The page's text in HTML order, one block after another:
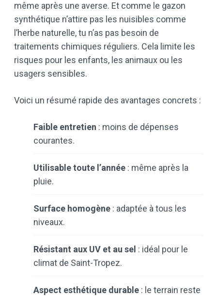
même après une averse. Et comme le gazon
synthétique n’attire pas les nuisibles comme
l’herbe naturelle, tu n’as pas besoin de
traitements chimiques réguliers. Cela limite les
risques pour les enfants, les animaux ou les
usagers sensibles.
Voici un résumé rapide des avantages concrets :
Faible entretien : moins de dépenses
courantes.
Utilisable toute l’année : même après la
pluie.
Surface homogène : adaptée à tous les
niveaux.
Résistant aux UV et au sel : idéal pour le
climat de Saint-Tropez.
Aspect esthétique durable : le terrain reste